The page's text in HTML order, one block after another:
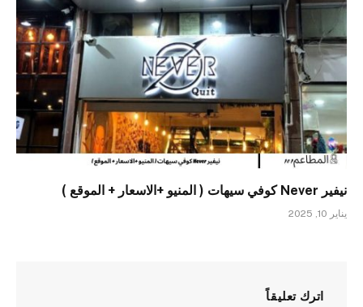
نيفير Never كوفي سيهات ( المنيو +الاسعار + الموقع )
يناير 10, 2025
اترك تعليقاً